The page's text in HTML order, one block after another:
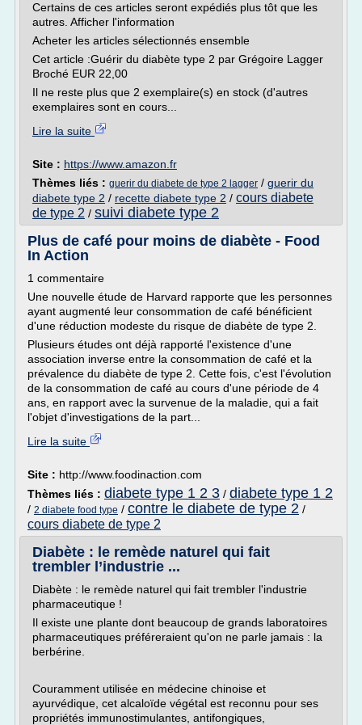
Certains de ces articles seront expédiés plus tôt que les
autres. Afficher l'information
Acheter les articles sélectionnés ensemble
Cet article :Guérir du diabète type 2 par Grégoire Lagger
Broché EUR 22,00
Il ne reste plus que 2 exemplaire(s) en stock (d'autres
exemplaires sont en cours...
Lire la suite
Site : https://www.amazon.fr
Thèmes liés : guerir du diabete de type 2 lagger / guerir du
diabete type 2 / recette diabete type 2 / cours diabete
de type 2 / suivi diabete type 2
Plus de café pour moins de diabète - Food
In Action
1 commentaire
Une nouvelle étude de Harvard rapporte que les personnes
ayant augmenté leur consommation de café bénéficient
d'une réduction modeste du risque de diabète de type 2.
Plusieurs études ont déjà rapporté l'existence d'une
association inverse entre la consommation de café et la
prévalence du diabète de type 2. Cette fois, c'est l'évolution
de la consommation de café au cours d'une période de 4
ans, en rapport avec la survenue de la maladie, qui a fait
l'objet d'investigations de la part...
Lire la suite
Site : http://www.foodinaction.com
Thèmes liés : diabete type 1 2 3 / diabete type 1 2
/ 2 diabete food type / contre le diabete de type 2 /
cours diabete de type 2
Diabète : le remède naturel qui fait
trembler l’industrie ...
Diabète : le remède naturel qui fait trembler l'industrie
pharmaceutique !
Il existe une plante dont beaucoup de grands laboratoires
pharmaceutiques préféreraient qu'on ne parle jamais : la
berbérine.
Couramment utilisée en médecine chinoise et
ayurvédique, cet alcaloïde végétal est reconnu pour ses
propriétés immunostimulantes, antifongiques,